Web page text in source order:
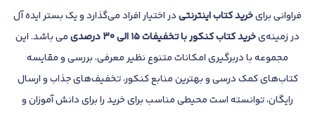
فراوانی برایخرید کتاباینترنتیدر اختیار افراد می‌گذارد و یک بستر ایده آل
در زمینه‌یخرید کتاب کنکور با تخفیفات 15 الی 30 درصدی
می باشد. این
مجموعه با دربرگیری امکانات متنوع نظیر معرفی، بررسی و مقایسه
کتاب‌های کمک درسی و بهترین منابع کنکور، تخفیف‌های جذاب و ارسال
رایگان، توانسته است محیطی مناسب برای خرید را برای دانش آموزان و